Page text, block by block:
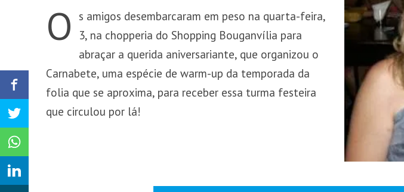
O
s amigos desembarcaram em peso na quarta-feira,
3, na chopperia do Shopping Bouganvília para
abraçar a querida aniversariante, que organizou o
Carnabete, uma espécie de warm-up da temporada da
folia que se aproxima, para receber essa turma festeira
que circulou por lá!